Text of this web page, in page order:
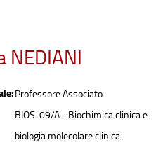
NEDIANI
Professore Associato
BIOS-09/A - Biochimica clinica e
biologia molecolare clinica